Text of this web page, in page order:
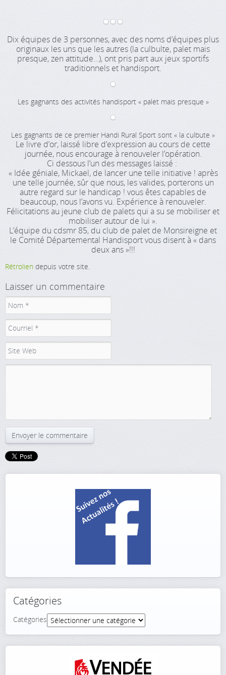
Dix équipes de 3 personnes, avec des noms d’équipes plus
originaux les uns que les autres (la culbulte, palet mais
presque, zen attitude…), ont pris part aux jeux sportifs
traditionnels et handisport.
Les gagnants des activités handisport « palet mais presque »
Les gagnants de ce premier Handi Rural Sport sont « la culbute »
Le livre d’or, laissé libre d’expression au cours de cette
journée, nous encourage à renouveler l’opération.
Ci dessous l’un des messages laissé :
« Idée géniale, Mickael, de lancer une telle initiative ! après
une telle journée, sûr que nous, les valides, porterons un
autre regard sur le handicap ! vous êtes capables de
beaucoup, nous l’avons vu. Expérience à renouveler.
Félicitations au jeune club de palets qui a su se mobiliser et
mobiliser autour de lui ».
L’équipe du cdsmr 85, du club de palet de Monsireigne et
le Comité Départemental Handisport vous disent à « dans
deux ans »!!!
Rétrolien depuis votre site.
Laisser un commentaire
Catégories
Catégories